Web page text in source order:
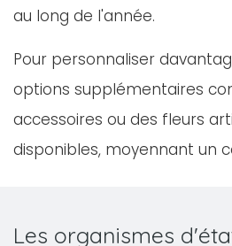
au long de l'année.
Pour personnaliser
options supplémentaires
accessoires ou des fleurs
disponibles, moyennant un
Les organismes